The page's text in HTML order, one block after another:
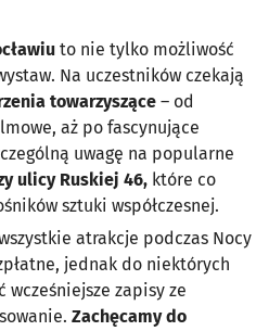
to nie tylko możliwość
Na uczestników czekają
towarzyszące – od
aż po fascynujące
uwagę na popularne
ulicy Ruskiej 46, które co
sztuki współczesnej.
atrakcje podczas Nocy
jednak do niektórych
wcześniejsze zapisy ze
Zachęcamy do